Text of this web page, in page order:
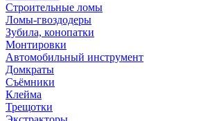
Строительные ломы
Ломы-гвоздодеры
Зубила, конопатки
Монтировки
Автомобильный инструмент
Домкраты
Съёмники
Клейма
Трещотки